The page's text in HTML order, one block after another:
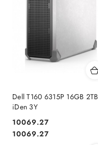
Dell T160 6315P 16GB 2TB
iDen 3Y
Cena:
10069.27
Cena:
10069.27